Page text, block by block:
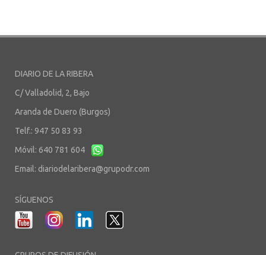
DIARIO DE LA RIBERA
C/ Valladolid, 2, Bajo
Aranda de Duero (Burgos)
Telf.: 947 50 83 93
Móvil: 640 781 604
Email: diariodelaribera@grupodr.com
SÍGUENOS